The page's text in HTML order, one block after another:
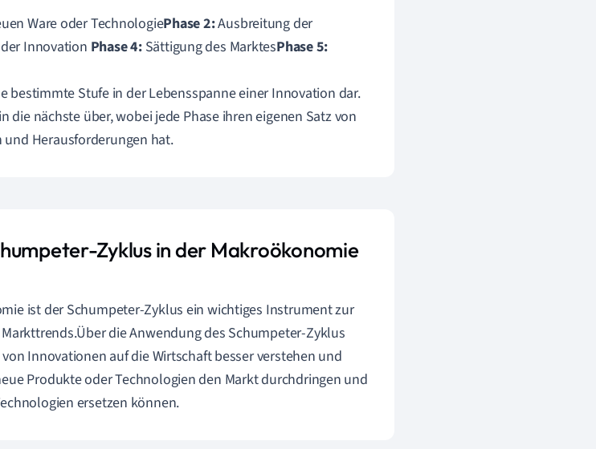
Ware oder TechnologiePhase 2:Ausbreitung der
Innovation Phase 4: Sättigung des MarktesPhase 5:
bestimmte Stufe in der Lebensspanne einer Innovation dar.
die nächste über, wobei jede Phase ihren eigenen Satz von
Herausforderungen hat.
Zyklus in der Makroökonomie
ist der Schumpeter-Zyklus ein wichtiges Instrument zur
die Anwendung des Schumpeter-Zyklus
Innovationen auf die Wirtschaft besser verstehen und
Produkte oder Technologien den Markt durchdringen und
ersetzen können.